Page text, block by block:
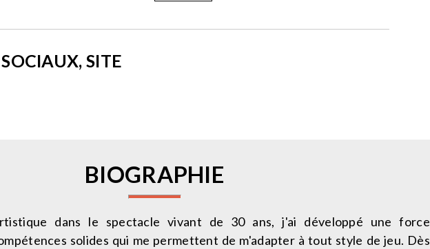
SITE
BIOGRAPHIE
dans le spectacle vivant de 30 ans, j'ai développé une force
solides qui me permettent de m'adapter à tout style de jeu. Dès